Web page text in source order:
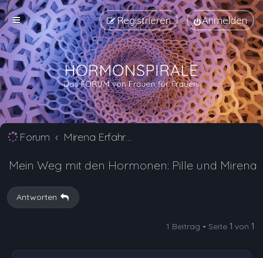
Anmelden
Registrieren
Forum Mirena Erfahrungsberichte und Nebenwirkungen
Mein Weg mit den Hormonen: Pille und Mirena
Antworten
1 Beitrag • Seite 1 von 1